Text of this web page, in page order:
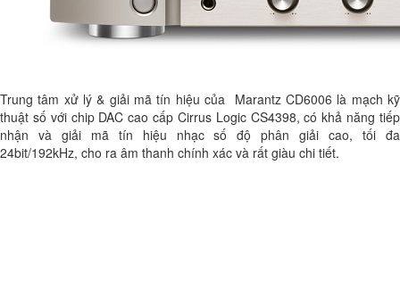
Trung tâm xử lý & giải mã tín hiệu của Marantz CD6006 là mạch kỹ
thuật số với chip DAC cao cấp Cirrus Logic CS4398, có khả năng tiếp
nhận và giải mã tín hiệu nhạc số độ phân giải cao, tối đa
24bit/192kHz, cho ra âm thanh chính xác và rất giàu chi tiết.